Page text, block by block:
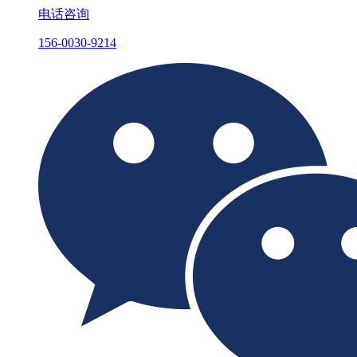
电话咨询
156-0030-9214